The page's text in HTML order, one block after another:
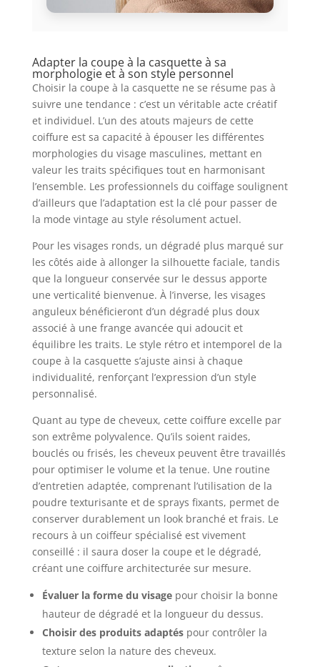
Adapter la coupe à la casquette à sa
morphologie et à son style personnel
Choisir la coupe à la casquette ne se résume pas à
suivre une tendance : c’est un véritable acte créatif
et individuel. L’un des atouts majeurs de cette
coiffure est sa capacité à épouser les différentes
morphologies du visage masculines, mettant en
valeur les traits spécifiques tout en harmonisant
l’ensemble. Les professionnels du coiffage soulignent
d’ailleurs que l’adaptation est la clé pour passer de
la mode vintage au style résolument actuel.
Pour les visages ronds, un dégradé plus marqué sur
les côtés aide à allonger la silhouette faciale, tandis
que la longueur conservée sur le dessus apporte
une verticalité bienvenue. À l’inverse, les visages
anguleux bénéficieront d’un dégradé plus doux
associé à une frange avancée qui adoucit et
équilibre les traits. Le style rétro et intemporel de la
coupe à la casquette s’ajuste ainsi à chaque
individualité, renforçant l’expression d’un style
personnalisé.
Quant au type de cheveux, cette coiffure excelle par
son extrême polyvalence. Qu’ils soient raides,
bouclés ou frisés, les cheveux peuvent être travaillés
pour optimiser le volume et la tenue. Une routine
d’entretien adaptée, comprenant l’utilisation de la
poudre texturisante et de sprays fixants, permet de
conserver durablement un look branché et frais. Le
recours à un coiffeur spécialisé est vivement
conseillé : il saura doser la coupe et le dégradé,
créant une coiffure architecturée sur mesure.
Évaluer la forme du visagepour choisir la bonne
hauteur de dégradé et la longueur du dessus.
Choisir des produits adaptéspour contrôler la
texture selon la nature des cheveux.